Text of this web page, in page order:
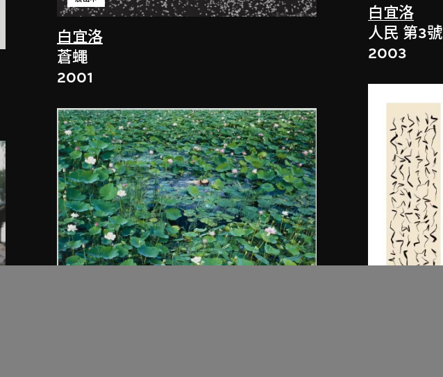
白宜洛
蒼蠅
2001
白宜洛
人民 第3號
2003